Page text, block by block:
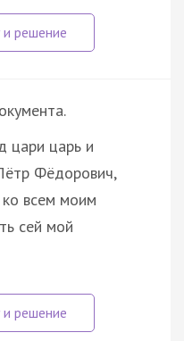
цари царь и
Фёдорович,
всем моим
сей мой